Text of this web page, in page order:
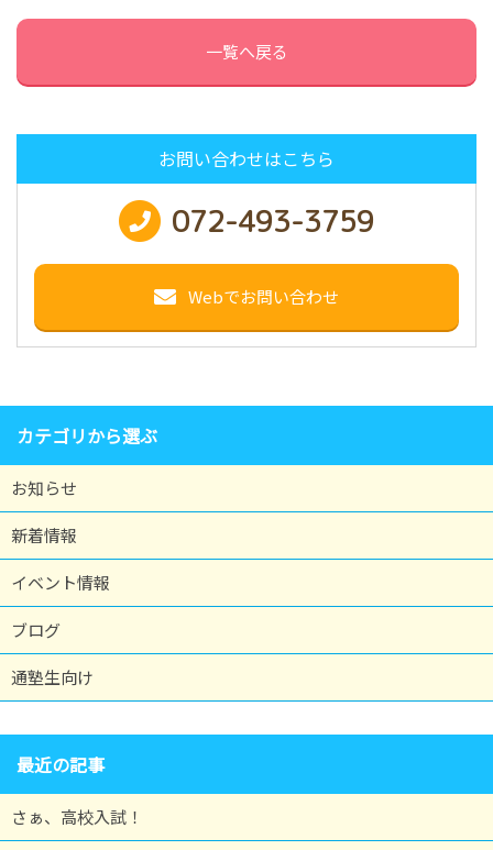
一覧へ戻る
お問い合わせはこちら
072-493-3759
Webでお問い合わせ
カテゴリから選ぶ
お知らせ
新着情報
イベント情報
ブログ
通塾生向け
最近の記事
さぁ、高校入試！